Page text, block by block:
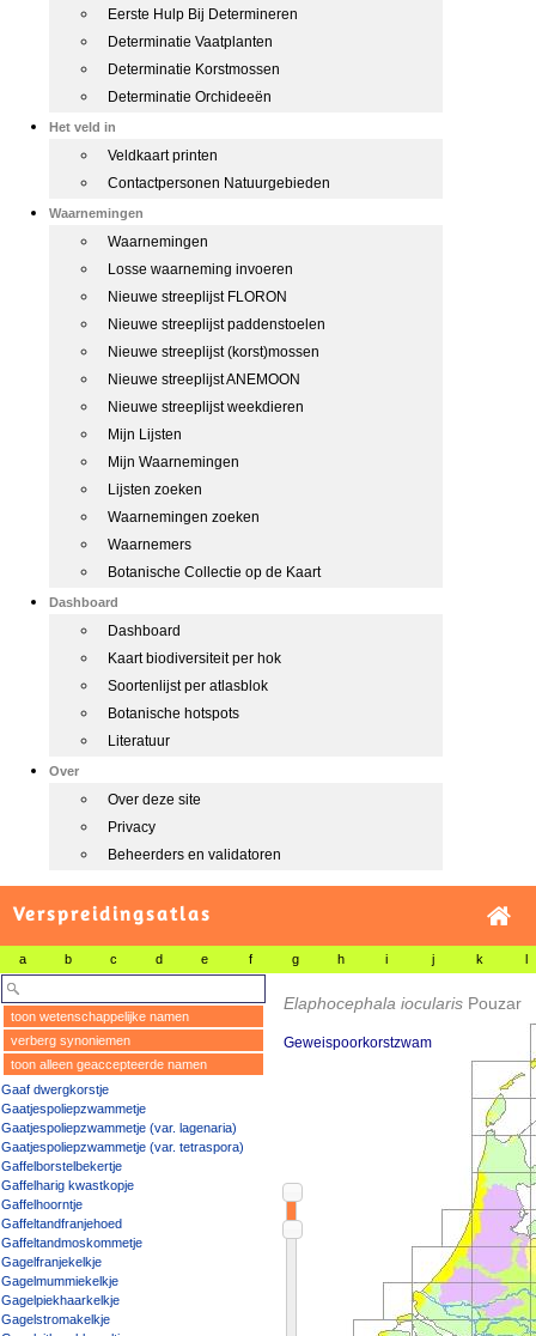
Eerste Hulp Bij Determineren
Determinatie Vaatplanten
Determinatie Korstmossen
Determinatie Orchideeën
Het veld in
Veldkaart printen
Contactpersonen Natuurgebieden
Waarnemingen
Waarnemingen
Losse waarneming invoeren
Nieuwe streeplijst FLORON
Nieuwe streeplijst paddenstoelen
Nieuwe streeplijst (korst)mossen
Nieuwe streeplijst ANEMOON
Nieuwe streeplijst weekdieren
Mijn Lijsten
Mijn Waarnemingen
Lijsten zoeken
Waarnemingen zoeken
Waarnemers
Botanische Collectie op de Kaart
Dashboard
Dashboard
Kaart biodiversiteit per hok
Soortenlijst per atlasblok
Botanische hotspots
Literatuur
Over
Over deze site
Privacy
Beheerders en validatoren
Verspreidingsatlas
a b c d e f g h i j k l
toon wetenschappelijke namen
verberg synoniemen
toon alleen geaccepteerde namen
Gaaf dwergkorstje
Gaatjespoliepzwammetje
Gaatjespoliepzwammetje (var. lagenaria)
Gaatjespoliepzwammetje (var. tetraspora)
Gaffelborstelbekertje
Gaffelharig kwastkopje
Gaffelhoorntje
Gaffeltandfranjehoed
Gaffeltandmoskommetje
Gagelfranjekelkje
Gagelmummiekelkje
Gagelpiekhaarkelkje
Gagelstromakelkje
Elaphocephala iocularis Pouzar
Geweispoorkorstzwam